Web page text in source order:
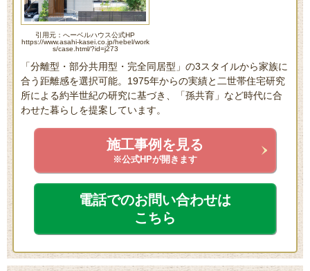
引用元：へーベルハウス公式HP
https://www.asahi-kasei.co.jp/hebel/work
s/case.html/?id=j273
「分離型・部分共用型・完全同居型」の3スタイルから家族に
合う距離感を選択可能。1975年からの実績と二世帯住宅研究
所による約半世紀の研究に基づき、「孫共育」など時代に合
わせた暮らしを提案しています。
施工事例を見る
※公式HPが開きます
電話でのお問い合わせは
こちら